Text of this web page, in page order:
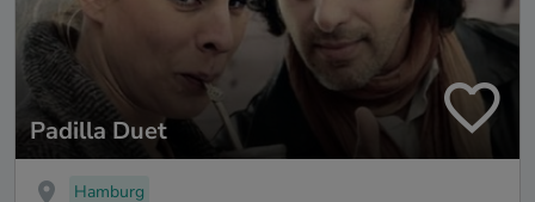
Padilla Duet
Hamburg